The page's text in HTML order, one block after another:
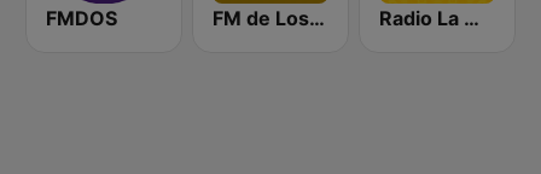
FMDOS FM de Los Recuerdos Radio La Mexicana